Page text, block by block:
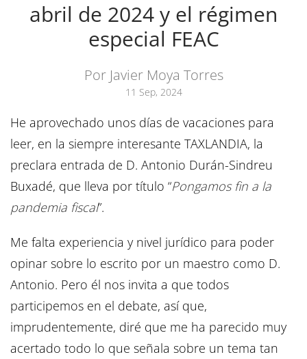
abril de 2024 y el régimen
especial FEAC
Por Javier Moya Torres
11 Sep, 2024
He aprovechado unos días de vacaciones para
leer, en la siempre interesante TAXLANDIA, la
preclara entrada de D. Antonio Durán-Sindreu
Buxadé, que lleva por título “Pongamos fin a la
pandemia fiscal”.
Me falta experiencia y nivel jurídico para poder
opinar sobre lo escrito por un maestro como D.
Antonio. Pero él nos invita a que todos
participemos en el debate, así que,
imprudentemente, diré que me ha parecido muy
acertado todo lo que señala sobre un tema tan